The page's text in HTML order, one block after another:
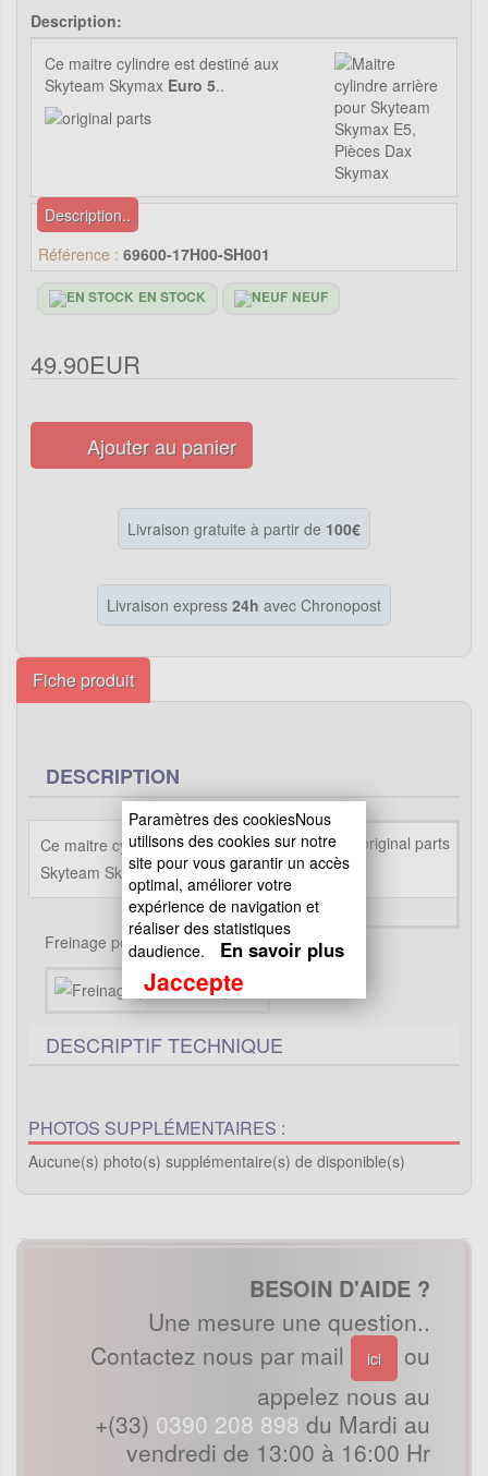
Description:
Ce maitre cylindre est destiné aux
Skyteam Skymax Euro 5..
Description..
Référence : 69600-17H00-SH001
EN STOCK NEUF
49.90EUR
Ajouter au panier
Livraison gratuite à partir de 100€
Livraison express 24h avec Chronopost
Fiche produit
DESCRIPTION
Ce maitre cylindre est destiné aux
Skyteam SkymaxEuro 5
Freinage pour Dax Skymax
DESCRIPTIF TECHNIQUE
PHOTOS SUPPLÉMENTAIRES :
Aucune(s) photo(s) supplémentaire(s) de disponible(s)
BESOIN D'AIDE ?
Une mesure une question..
Contactez nous par mail
ici
ou
appelez nous au
+(33) 0390 208 898 du Mardi au
vendredi de 13:00 à 16:00 Hr
Paramètres des cookiesNous
utilisons des cookies sur notre
site pour vous garantir un accès
optimal, améliorer votre
expérience de navigation et
réaliser des statistiques
daudience.
En savoir plus
Jaccepte